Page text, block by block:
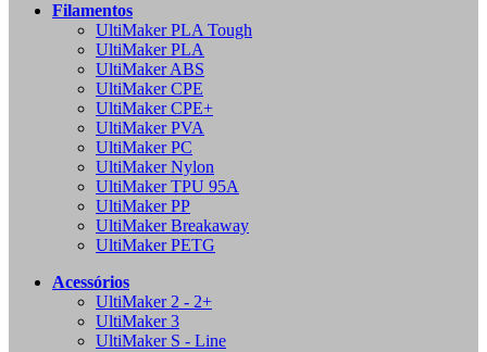
Filamentos
UltiMaker PLA Tough
UltiMaker PLA
UltiMaker ABS
UltiMaker CPE
UltiMaker CPE+
UltiMaker PVA
UltiMaker PC
UltiMaker Nylon
UltiMaker TPU 95A
UltiMaker PP
UltiMaker Breakaway
UltiMaker PETG
Acessórios
UltiMaker 2 - 2+
UltiMaker 3
UltiMaker S - Line